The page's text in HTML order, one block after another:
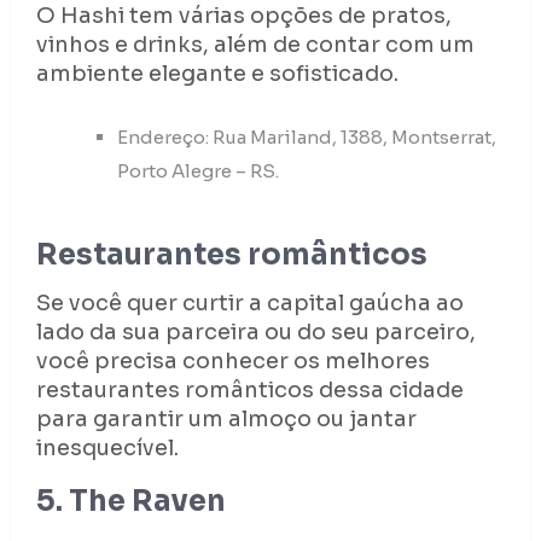
O Hashi tem várias opções de pratos,
vinhos e drinks, além de contar com um
ambiente elegante e sofisticado.
Endereço: Rua Mariland, 1388, Montserrat,
Porto Alegre – RS.
Restaurantes românticos
Se você quer curtir a capital gaúcha ao
lado da sua parceira ou do seu parceiro,
você precisa conhecer os melhores
restaurantes românticos dessa cidade
para garantir um almoço ou jantar
inesquecível.
5. The Raven